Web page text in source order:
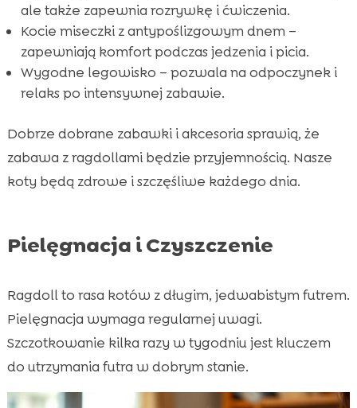
ale także zapewnia rozrywkę i ćwiczenia.
Kocie miseczki z antypoślizgowym dnem –
zapewniają komfort podczas jedzenia i picia.
Wygodne legowisko – pozwala na odpoczynek i
relaks po intensywnej zabawie.
Dobrze dobrane zabawki i akcesoria sprawią, że
zabawa z ragdollami będzie przyjemnością. Nasze
koty będą zdrowe i szczęśliwe każdego dnia.
Pielęgnacja i Czyszczenie
Ragdoll to rasa kotów z długim, jedwabistym futrem.
Pielęgnacja wymaga regularnej uwagi.
Szczotkowanie kilka razy w tygodniu jest kluczem
do utrzymania futra w dobrym stanie.